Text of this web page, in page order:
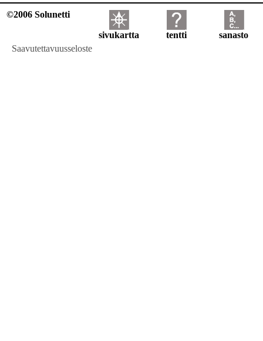
©2006 Solunetti
sivukartta tentti
sanasto
Saavutettavuusseloste